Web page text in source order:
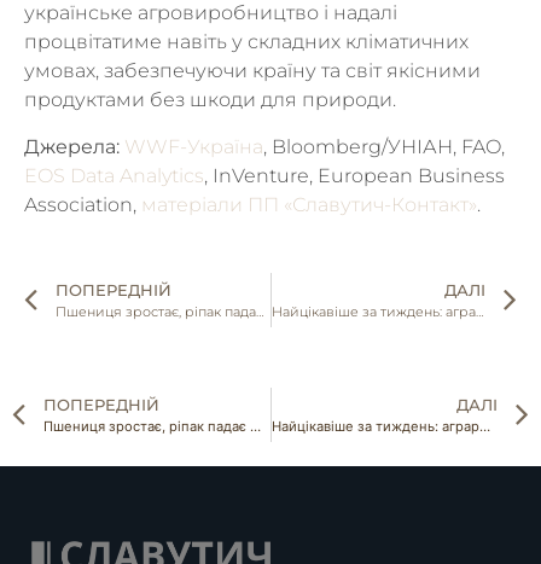
українське агровиробництво і надалі
процвітатиме навіть у складних кліматичних
умовах, забезпечуючи країну та світ якісними
продуктами без шкоди для природи.
Джерела: WWF-Україна, Bloomberg/УНІАН, FAO,
EOS Data Analytics, InVenture, European Business
Association, матеріали ПП «Славутич-Контакт».
ПОПЕРЕДНІЙ
Пшениця зростає, ріпак падає — аналітика ринку зерна на 18–22 липня 2025
ДАЛІ
Найцікавіше за тиждень: аграрні новини України
ПОПЕРЕДНІЙ
Пшениця зростає, ріпак падає — аналітика ринку зерна на 18–22 липня 2025
ДАЛІ
Найцікавіше за тиждень: аграрні новини України